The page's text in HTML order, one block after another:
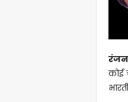
रंजन
कोई